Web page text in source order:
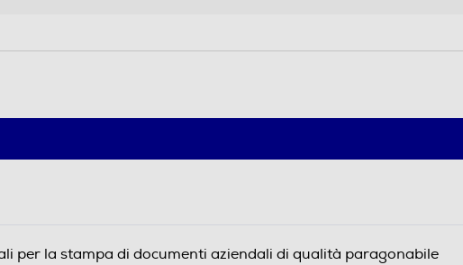
per la stampa di documenti aziendali di qualità paragonabile